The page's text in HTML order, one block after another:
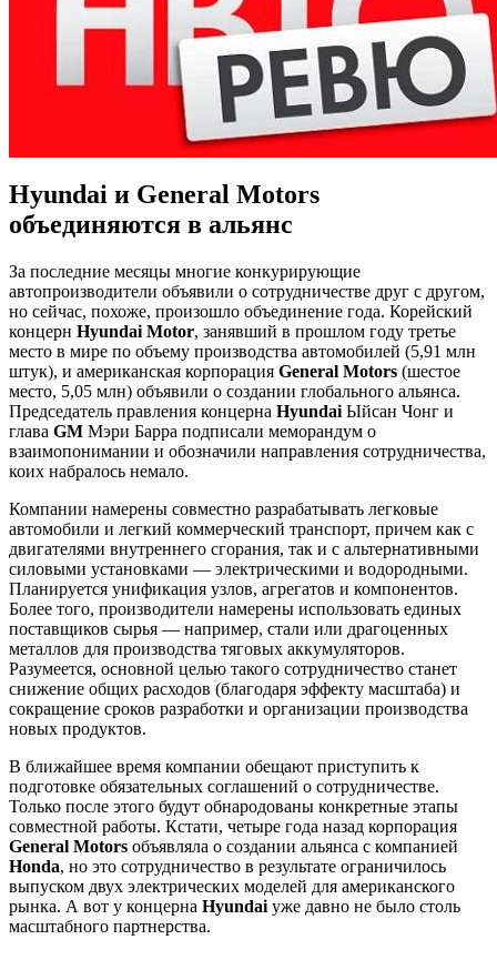
Hyundai и General Motors
объединяются в альянс
За последние месяцы многие конкурирующие
автопроизводители объявили о сотрудничестве друг с другом,
но сейчас, похоже, произошло объединение года. Корейский
концерн Hyundai Motor, занявший в прошлом году третье
место в мире по объему производства автомобилей (5,91 млн
штук), и американская корпорация General Motors (шестое
место, 5,05 млн) объявили о создании глобального альянса.
Председатель правления концерна Hyundai Ыйсан Чонг и
глава GM Мэри Барра подписали меморандум о
взаимопонимании и обозначили направления сотрудничества,
коих набралось немало.
Компании намерены совместно разрабатывать легковые
автомобили и легкий коммерческий транспорт, причем как с
двигателями внутреннего сгорания, так и с альтернативными
силовыми установками — электрическими и водородными.
Планируется унификация узлов, агрегатов и компонентов.
Более того, производители намерены использовать единых
поставщиков сырья — например, стали или драгоценных
металлов для производства тяговых аккумуляторов.
Разумеется, основной целью такого сотрудничество станет
снижение общих расходов (благодаря эффекту масштаба) и
сокращение сроков разработки и организации производства
новых продуктов.
В ближайшее время компании обещают приступить к
подготовке обязательных соглашений о сотрудничестве.
Только после этого будут обнародованы конкретные этапы
совместной работы. Кстати, четыре года назад корпорация
General Motors объявляла о создании альянса с компанией
Honda, но это сотрудничество в результате ограничилось
выпуском двух электрических моделей для американского
рынка. А вот у концерна Hyundai уже давно не было столь
масштабного партнерства.